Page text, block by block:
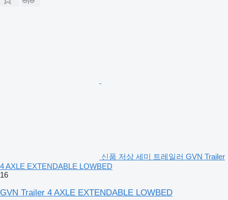
신품 저상 세미 트레일러 GVN Trailer
4 AXLE EXTENDABLE LOWBED
16
GVN Trailer 4 AXLE EXTENDABLE LOWBED